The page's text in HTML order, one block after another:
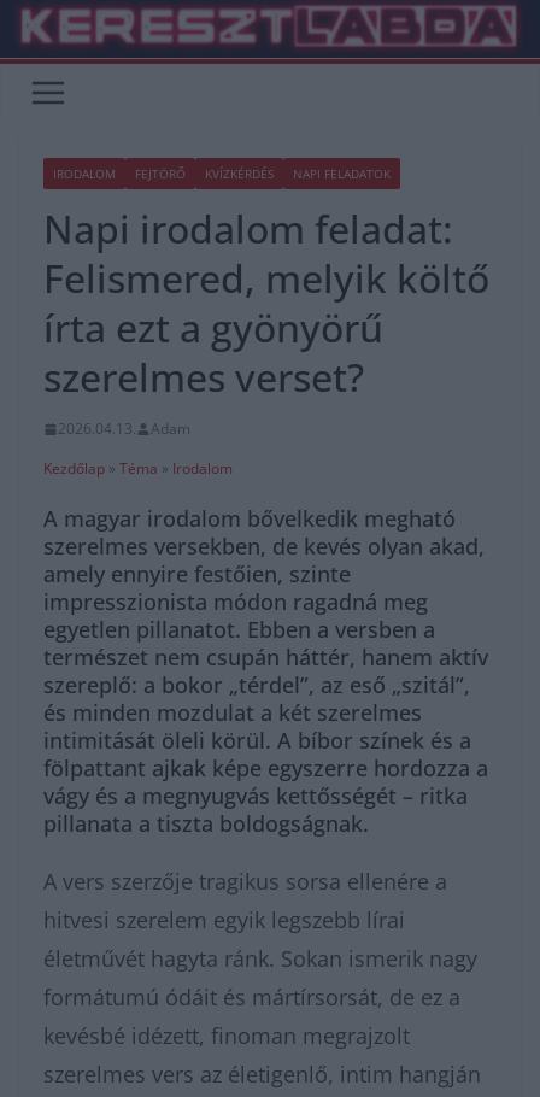
Skip
content
IRODALOM FEJTÖRŐ KVÍZKÉRDÉS NAPI FELADATOK
Napi irodalom feladat:
Felismered, melyik költő
írta ezt a gyönyörű
szerelmes verset?
2026.04.13.
Adam
Kezdőlap » Téma » Irodalom
A magyar irodalom bővelkedik megható
szerelmes versekben, de kevés olyan akad,
amely ennyire festőien, szinte
impresszionista módon ragadná meg
egyetlen pillanatot. Ebben a versben a
természet nem csupán háttér, hanem aktív
szereplő: a bokor „térdel”, az eső „szitál”,
és minden mozdulat a két szerelmes
intimitását öleli körül. A bíbor színek és a
fölpattant ajkak képe egyszerre hordozza a
vágy és a megnyugvás kettősségét – ritka
pillanata a tiszta boldogságnak.
A vers szerzője tragikus sorsa ellenére a
hitvesi szerelem egyik legszebb lírai
életművét hagyta ránk. Sokan ismerik nagy
formátumú ódáit és mártírsorsát, de ez a
kevésbé idézett, finoman megrajzolt
szerelmes vers az életigenlő, intim hangján